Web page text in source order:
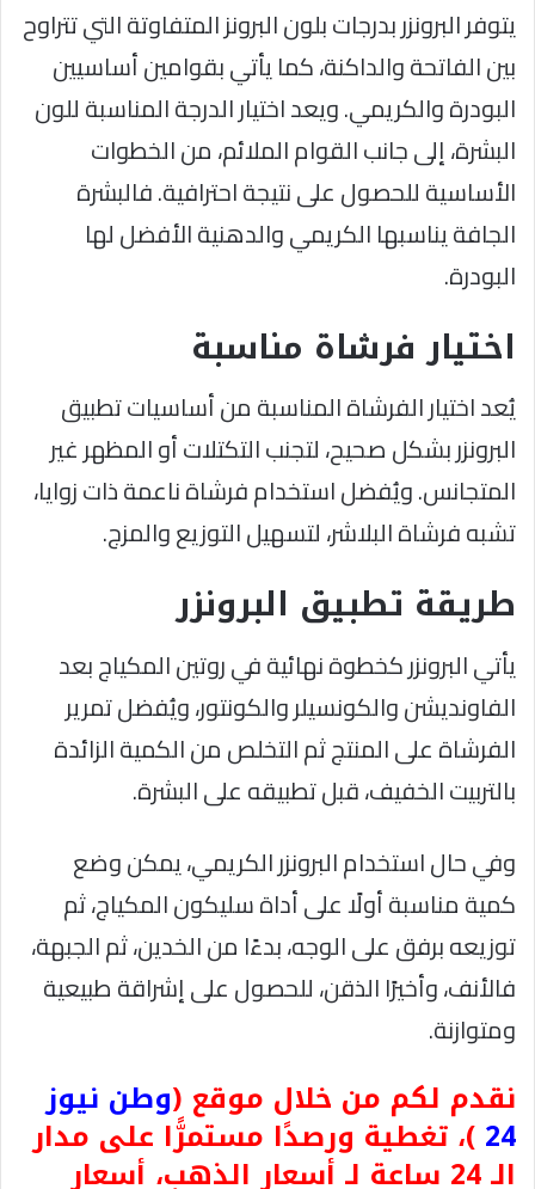
يتوفر البرونزر بدرجات بلون البرونز المتفاوتة التي تتراوح
بين الفاتحة والداكنة، كما يأتي بقوامين أساسيين
البودرة والكريمي. ويعد اختيار الدرجة المناسبة للون
البشرة، إلى جانب القوام الملائم، من الخطوات
الأساسية للحصول على نتيجة احترافية. فالبشرة
الجافة يناسبها الكريمي والدهنية الأفضل لها
البودرة.
اختيار فرشاة مناسبة
يُعد اختيار الفرشاة المناسبة من أساسيات تطبيق
البرونزر بشكل صحيح، لتجنب التكتلات أو المظهر غير
المتجانس. ويُفضل استخدام فرشاة ناعمة ذات زوايا،
تشبه فرشاة البلاشر، لتسهيل التوزيع والمزج.
طريقة تطبيق البرونزر
يأتي البرونزر كخطوة نهائية في روتين المكياج بعد
الفاونديشن والكونسيلر والكونتور، ويُفضل تمرير
الفرشاة على المنتج ثم التخلص من الكمية الزائدة
بالتربيت الخفيف، قبل تطبيقه على البشرة.
وفي حال استخدام البرونزر الكريمي، يمكن وضع
كمية مناسبة أولًا على أداة سليكون المكياج، ثم
توزيعه برفق على الوجه، بدءًا من الخدين، ثم الجبهة،
فالأنف، وأخيرًا الذقن، للحصول على إشراقة طبيعية
ومتوازنة.
نقدم لكم من خلال موقع (وطن نيوز
24 )، تغطية ورصدًا مستمرًّا على مدار
الـ 24 ساعة لـ أسعار الذهب، أسعار